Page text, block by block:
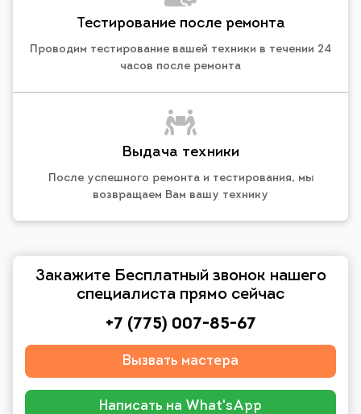
Тестирование после ремонта
Проводим тестирование вашей техники в течении 24
часов после ремонта
Выдача техники
После успешного ремонта и тестирования, мы
возвращаем Вам вашу технику
Закажите Бесплатный звонок нашего
специалиста прямо сейчас
+7 (775) 007-85-67
Вызвать мастера
Написать на What'sApp